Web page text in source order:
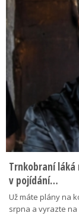
Trnkobraní láká
v pojídání…
Už máte plány na
srpna a vyrazte